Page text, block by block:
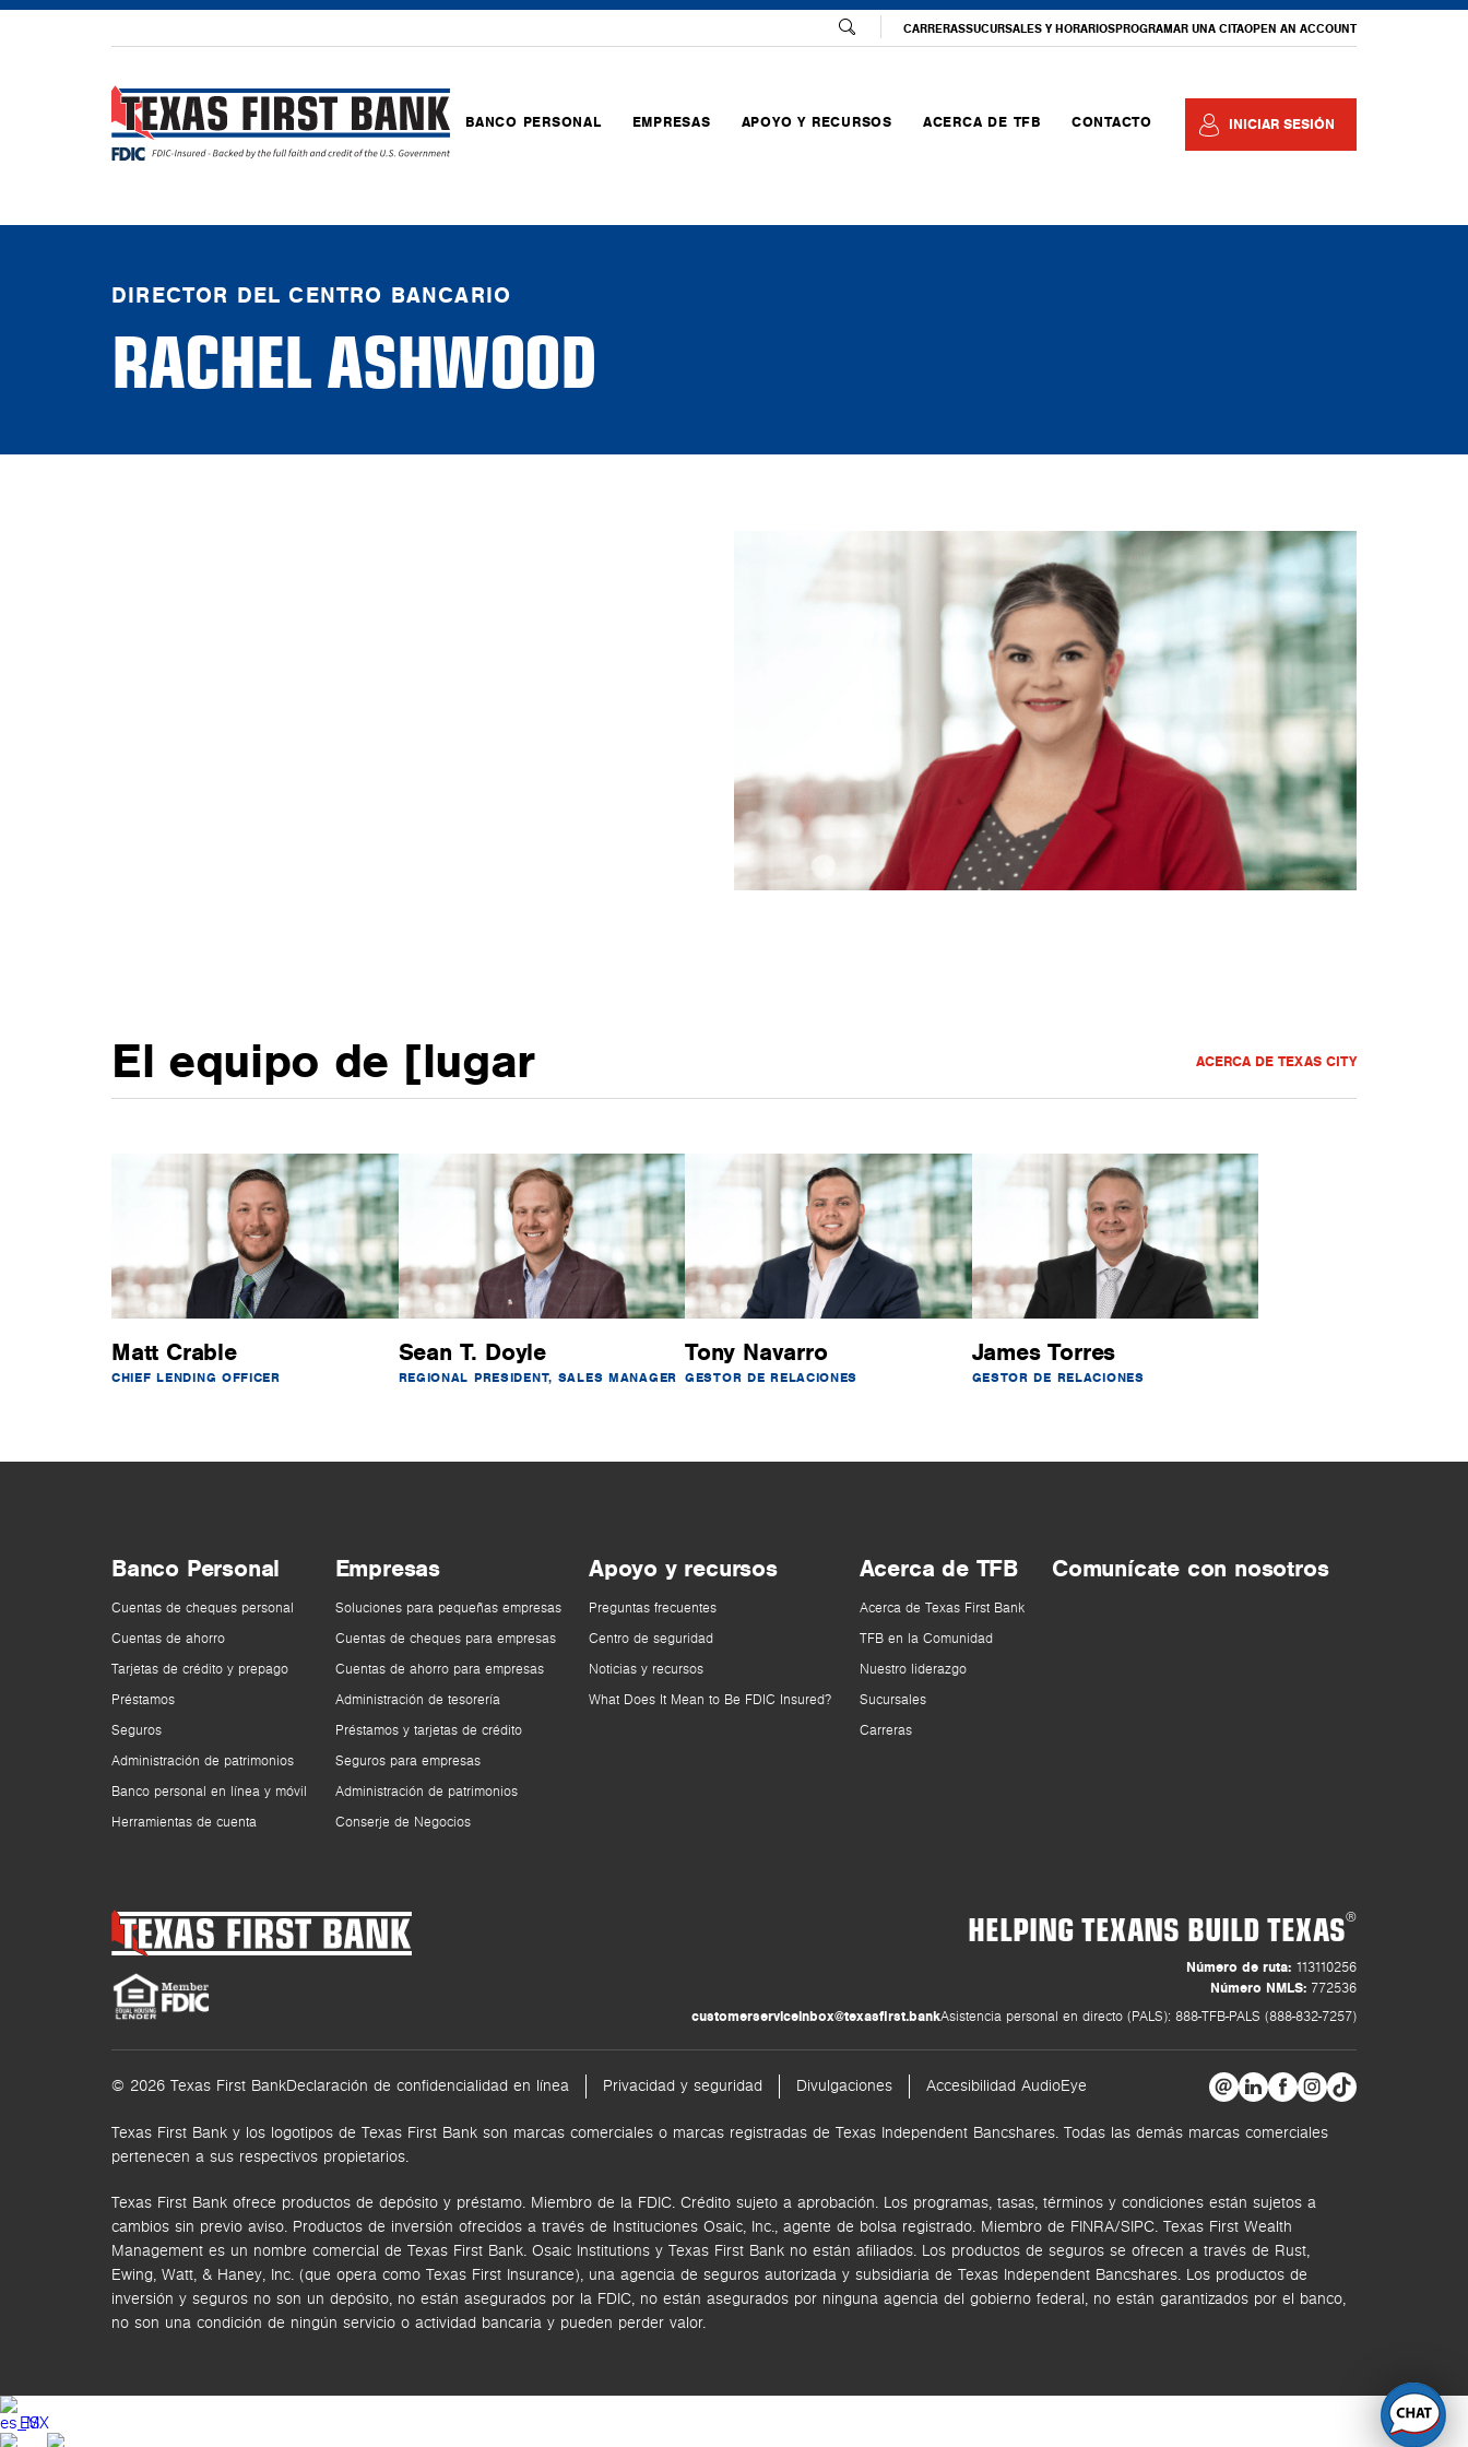
CARRERASSUCURSALES Y HORARIOSPROGRAMAR UNA CITAOPEN AN ACCOUNT
BANCO PERSONAL EMPRESAS APOYO Y RECURSOS ACERCA DE TFB CONTACTO INICIAR SESIÓN
DIRECTOR DEL CENTRO BANCARIO
RACHEL ASHWOOD
El equipo de [lugar ACERCA DE TEXAS CITY
Matt Crable
CHIEF LENDING OFFICER
Sean T. Doyle
REGIONAL PRESIDENT, SALES MANAGER
Tony Navarro
GESTOR DE RELACIONES
James Torres
GESTOR DE RELACIONES
Banco Personal
Cuentas de cheques personal
Cuentas de ahorro
Tarjetas de crédito y prepago
Préstamos
Seguros
Administración de patrimonios
Banco personal en línea y móvil
Herramientas de cuenta
Empresas
Soluciones para pequeñas empresas
Cuentas de cheques para empresas
Cuentas de ahorro para empresas
Administración de tesorería
Préstamos y tarjetas de crédito
Seguros para empresas
Administración de patrimonios
Conserje de Negocios
Apoyo y recursos
Preguntas frecuentes
Centro de seguridad
Noticias y recursos
What Does It Mean to Be FDIC Insured?
Acerca de TFB
Acerca de Texas First Bank
TFB en la Comunidad
Nuestro liderazgo
Sucursales
Carreras
Comunícate con nosotros
HELPING TEXANS BUILD TEXAS®
Número de ruta: 113110256
Número NMLS: 772536
customerserviceinbox@texasfirst.bankAsistencia personal en directo (PALS): 888-TFB-PALS (888-832-7257)
© 2026 Texas First BankDeclaración de confidencialidad en línea Privacidad y seguridad Divulgaciones Accesibilidad AudioEye
Texas First Bank y los logotipos de Texas First Bank son marcas comerciales o marcas registradas de Texas Independent Bancshares. Todas las demás marcas comerciales
pertenecen a sus respectivos propietarios.
Texas First Bank ofrece productos de depósito y préstamo. Miembro de la FDIC. Crédito sujeto a aprobación. Los programas, tasas, términos y condiciones están sujetos a
cambios sin previo aviso. Productos de inversión ofrecidos a través de Instituciones Osaic, Inc., agente de bolsa registrado. Miembro de FINRA/SIPC. Texas First Wealth
Management es un nombre comercial de Texas First Bank. Osaic Institutions y Texas First Bank no están afiliados. Los productos de seguros se ofrecen a través de Rust,
Ewing, Watt, & Haney, Inc. (que opera como Texas First Insurance), una agencia de seguros autorizada y subsidiaria de Texas Independent Bancshares. Los productos de
inversión y seguros no son un depósito, no están asegurados por la FDIC, no están asegurados por ninguna agencia del gobierno federal, no están garantizados por el banco,
no son una condición de ningún servicio o actividad bancaria y pueden perder valor.
ES